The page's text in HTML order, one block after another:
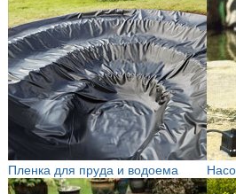
Пленка для пруда и водоема